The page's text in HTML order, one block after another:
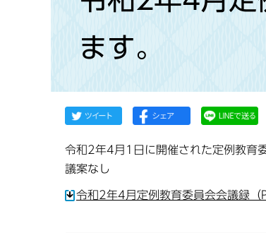
ます。
令和2年4月1日に開催された定例教育
議案なし
令和2年4月定例教育委員会会議録（